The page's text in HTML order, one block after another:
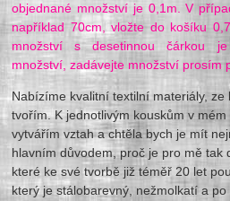
objednané množství je 0,1m. V
například 70cm, vložte do košíku
množství s desetinnou čárkou
množství, zadávejte množství prosím
Nabízíme kvalitní textilní materiály,
tvořím. K jednotlivým kouskům v
vytvářím vztah a chtěla bych je mít
hlavním důvodem, proč je pro mě tak
které ke své tvorbě již téměř 20 let
který je stálobarevný, nežmolkatí a